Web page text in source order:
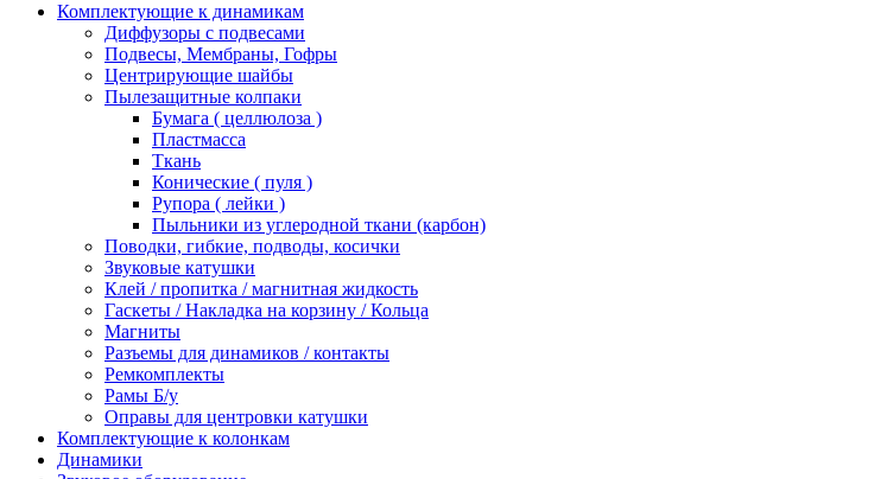
Комплектующие к динамикам
Диффузоры с подвесами
Подвесы, Мембраны, Гофры
Центрирующие шайбы
Пылезащитные колпаки
Бумага ( целлюлоза )
Пластмасса
Ткань
Конические ( пуля )
Рупора ( лейки )
Пыльники из углеродной ткани (карбон)
Поводки, гибкие, подводы, косички
Звуковые катушки
Клей / пропитка / магнитная жидкость
Гаскеты / Накладка на корзину / Кольца
Магниты
Разъемы для динамиков / контакты
Ремкомплекты
Рамы Б/у
Оправы для центровки катушки
Комплектующие к колонкам
Динамики